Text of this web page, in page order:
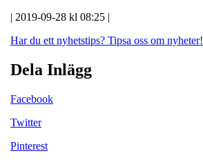
| 2019-09-28 kl 08:25 |
Har du ett nyhetstips? Tipsa oss om nyheter!
Dela Inlägg
Facebook
Twitter
Pinterest